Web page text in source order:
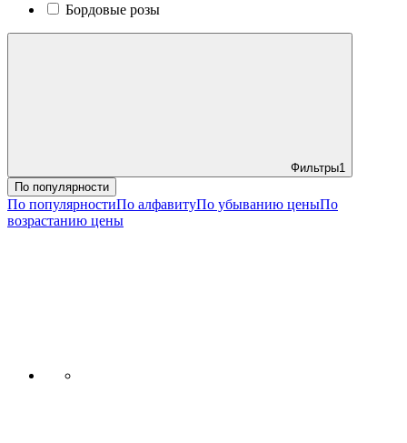
Бордовые розы
Фильтры1
По популярности
По популярностиПо алфавитуПо убыванию ценыПо
возрастанию цены